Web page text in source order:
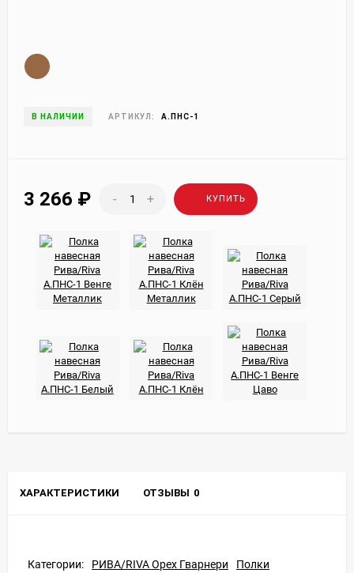
В НАЛИЧИИ АРТИКУЛ: А.ПНС-1
3 266 ₽ - + КУПИТЬ
ХАРАКТЕРИСТИКИ ОТЗЫВЫ 0
Категории: РИВА/RIVA Орех Гварнери Полки